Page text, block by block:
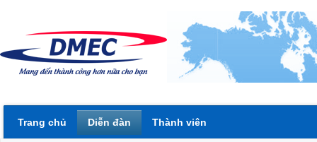
Trang chủ Diễn đàn Thành viên